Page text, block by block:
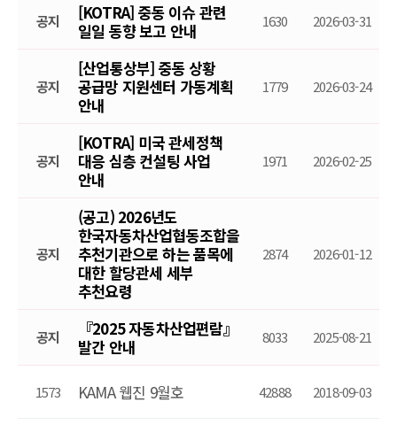
공지
[KOTRA] 중동 이슈 관련
일일 동향 보고 안내
1630 2026-03-31
공지
[산업통상부] 중동 상황
공급망 지원센터 가동계획
안내
1779 2026-03-24
공지
[KOTRA] 미국 관세정책
대응 심층 컨설팅 사업
안내
1971 2026-02-25
공지
(공고) 2026년도
한국자동차산업협동조합을
추천기관으로 하는 품목에
대한 할당관세 세부
추천요령
2874 2026-01-12
공지
『2025 자동차산업편람』
발간 안내
8033 2025-08-21
1573 KAMA 웹진 9월호 42888 2018-09-03